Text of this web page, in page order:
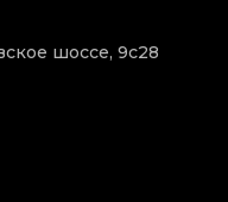
шоссе, 9с28